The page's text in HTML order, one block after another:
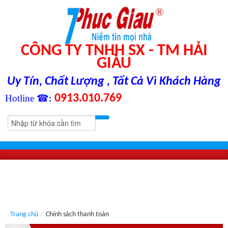
CÔNG TY TNHH SX - TM HẢI
GIÀU
Uy Tín, Chất Lượng , Tất Cả Vì Khách Hàng
Hotline ☎: 0913.010.769
Trang chủ / Chính sách thanh toán